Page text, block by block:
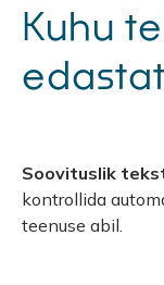
Kuhu
Soovituslik
kontrollida
teenuse abil.